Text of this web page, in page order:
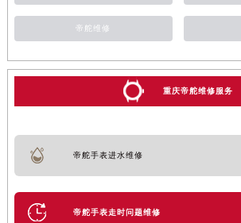
帝舵维修
重庆帝舵维修服务
帝舵手表进水维修
帝舵手表走时问题维修